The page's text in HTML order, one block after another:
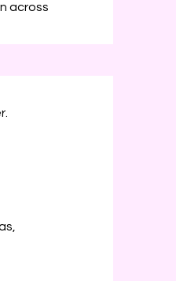
across